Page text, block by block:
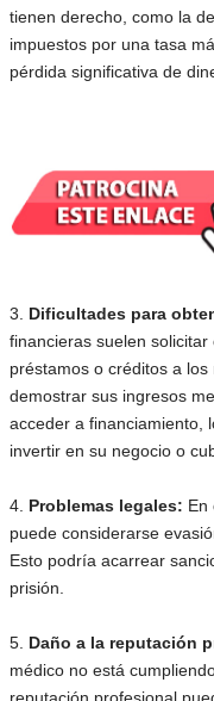
tienen derecho, como la
impuestos por una tasa
pérdida significativa de
3. Dificultades para
financieras suelen
préstamos o créditos a
demostrar sus ingresos
acceder a financiamiento,
invertir en su negocio o
4. Problemas legales: En
puede considerarse
Esto podría acarrear
prisión.
5. Daño a la reputación
médico no está